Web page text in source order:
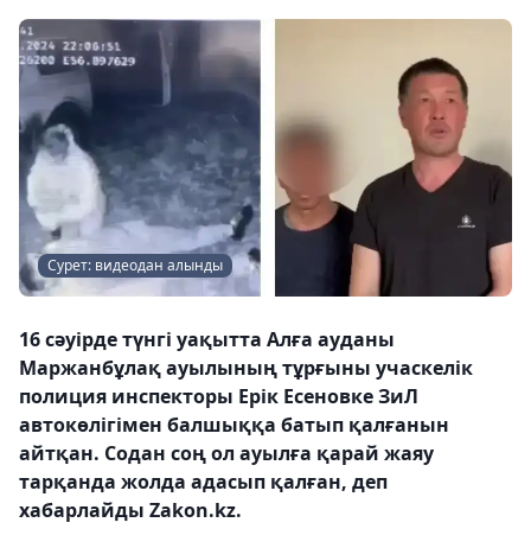
Сурет: видеодан алынды
16 сәуірде түнгі уақытта Алға ауданы
Маржанбұлақ ауылының тұрғыны учаскелік
полиция инспекторы Ерік Есеновке ЗиЛ
автокөлігімен балшыққа батып қалғанын
айтқан. Содан соң ол ауылға қарай жаяу
тарқанда жолда адасып қалған, деп
хабарлайды Zakon.kz.